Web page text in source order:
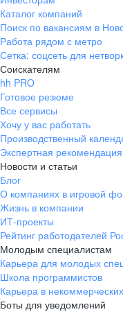
Каталог компаний
Поиск по вакансиям в
Работа рядом с метро
Сетка: соцсеть для
Соискателям
hh PRO
Готовое резюме
Все сервисы
Хочу у вас работать
Производственный
Экспертная рекомендация
Новости и статьи
Блог
О компаниях в игровой
Жизнь в компании
ИТ-проекты
Рейтинг работодателей
Молодым специалистам
Карьера для молодых
Школа программистов
Карьера в
Боты для уведомлений